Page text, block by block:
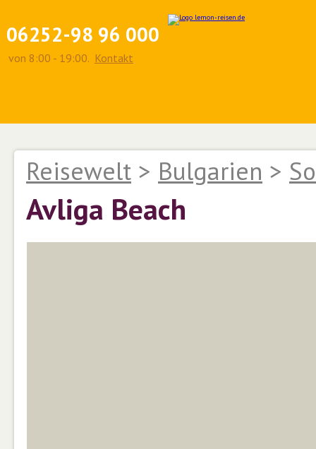
06252-98 96 000
von 8:00 - 19:00. Kontakt
Reisewelt > Bulgarien >
Avliga Beach